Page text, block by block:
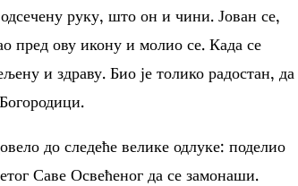
руку, што он и чини. Јован се,
пред ову икону и молио се. Када се
и здраву. Био је толико радостан, да
до следеће велике одлуке: поделио
Саве Освећеног да се замонаши.